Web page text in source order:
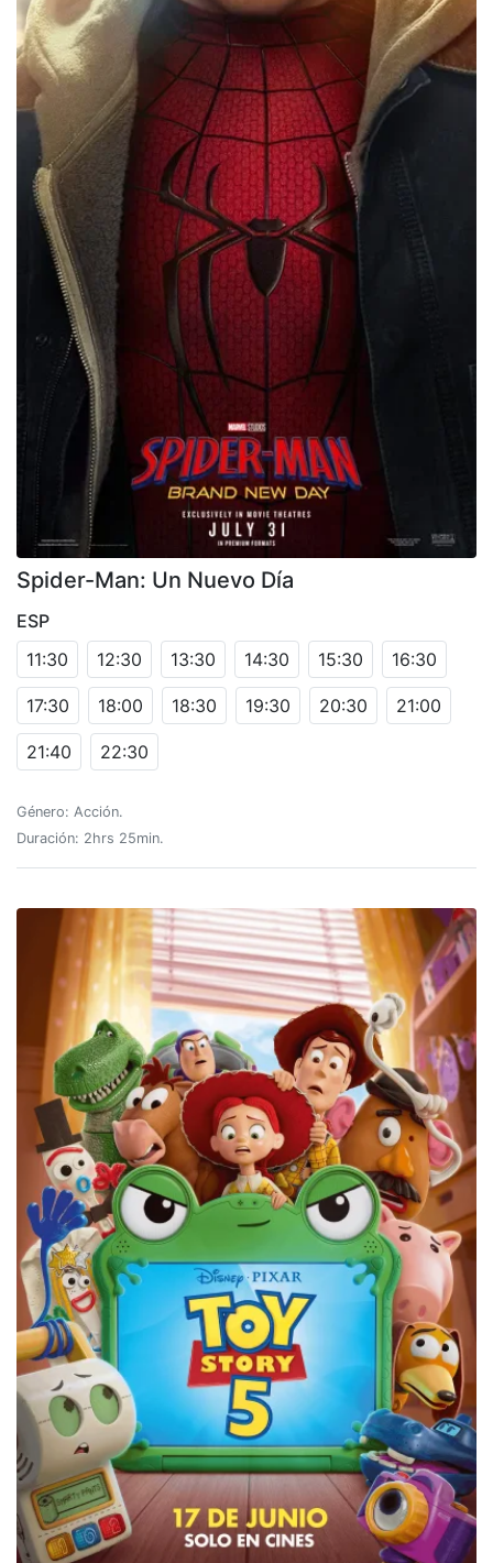
Spider-Man: Un Nuevo Día
ESP
11:30
12:30 13:30 14:30 15:30 16:30
17:30 18:00 18:30 19:30 20:30 21:00
21:40 22:30
Género: Acción.
Duración: 2hrs 25min.